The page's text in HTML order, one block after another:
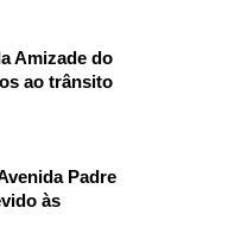
Amizade do
ao trânsito
Padre
às